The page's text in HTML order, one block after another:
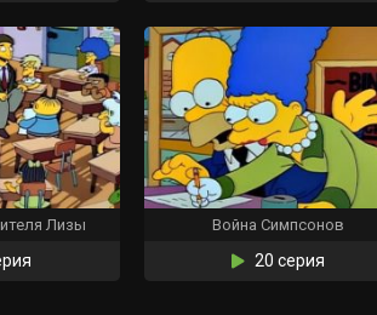
Лизы Война Симпсонов
20 серия